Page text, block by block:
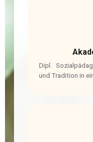
Dipl.
und Tradition in